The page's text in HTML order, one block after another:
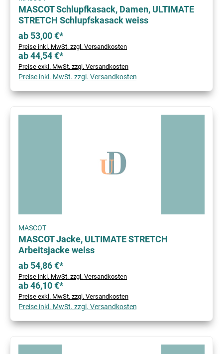
MASCOT Schlupfkasack, Damen, ULTIMATE
STRETCH Schlupfskasack weiss
ab 53,00 €*
Preise inkl. MwSt. zzgl. Versandkosten
ab 44,54 €*
Preise exkl. MwSt. zzgl. Versandkosten
Preise inkl. MwSt. zzgl. Versandkosten
MASCOT
MASCOT Jacke, ULTIMATE STRETCH
Arbeitsjacke weiss
ab 54,86 €*
Preise inkl. MwSt. zzgl. Versandkosten
ab 46,10 €*
Preise exkl. MwSt. zzgl. Versandkosten
Preise inkl. MwSt. zzgl. Versandkosten